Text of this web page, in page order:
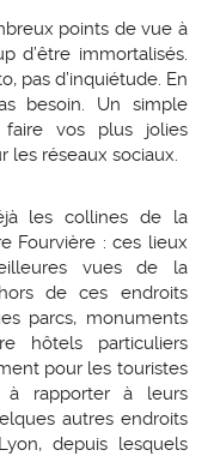
points de vue à
d’être immortalisés.
pas d’inquiétude. En
besoin. Un simple
vos plus jolies
les réseaux sociaux.
les collines de la
Fourvière : ces lieux
vues de la
de ces endroits
parcs, monuments
hôtels particuliers
pour les touristes
à rapporter à leurs
autres endroits
depuis lesquels